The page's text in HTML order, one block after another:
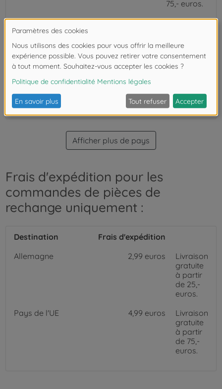
75,- euros.
Liechtenstein
12.99 euros
Livraison
partir de
75,- euros.
Royaume-Uni
12.99 euros
Livraison
75,- euros.
Afficher plus de pays
Frais d'expédition pour les
commandes de pièces de
rechange uniquement :
Destination
Frais d'expédition
Allemagne
2,99 euros
Livraison
gratuite
à partir
de 25,-
euros.
Pays de l'UE
4,99 euros
Livraison
gratuite
à partir
de 75,-
euros.